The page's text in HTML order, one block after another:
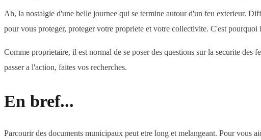
Ah, la nostalgie d'une belle journee qui se termine autour d'un feu exterieur.
pour vous proteger, proteger votre propriete et votre collectivite. C'est pourquoi
Comme proprietaire, il est normal de se poser des questions sur la securite
passer a l'action, faites vos recherches.
En bref...
Parcourir des documents municipaux peut etre long et melangeant. Pour vous